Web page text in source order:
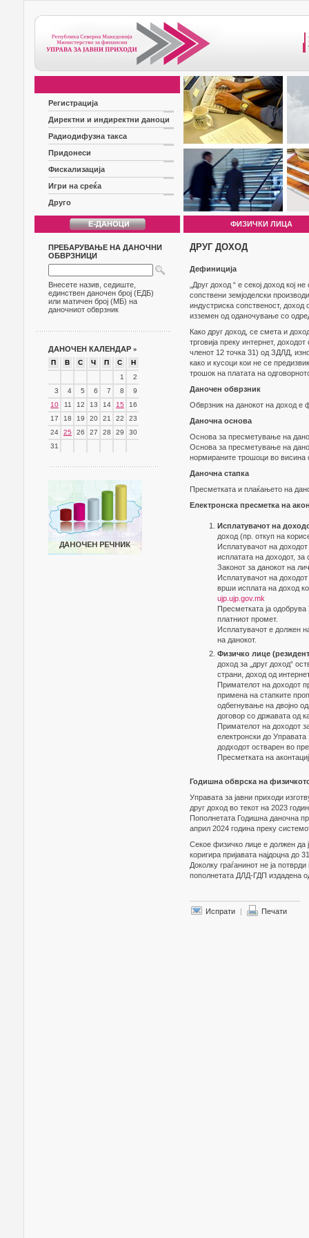
Регистрација
Директни и индиректни даноци
Радиодифузна такса
Придонеси
Фискализација
Игри на среќа
Друго
ФИЗИЧКИ ЛИЦА
ПРЕБАРУВАЊЕ НА ДАНОЧНИ
ОБВРЗНИЦИ
Внесете назив, седиште,
единствен даночен број (ЕДБ)
или матичен број (МБ) на
даночниот обврзник
ДАНОЧЕН КАЛЕНДАР »
П В С Ч П С
Н
1
2
3
4 5 6 7 8
9
10
11 12 13 14 15
16
17
18 19 20 21 22
23
24
25 26 27 28 29
30
31
ДРУГ ДОХОД
Дефиниција
„Друг доход “ е секој доход кој
сопствени земјоделски
индустриска сопственост,
изземен од оданочување со
Како друг доход, се смета и
трговија преку интернет,
членот 12 точка 31) од ЗДЛД,
како и кусоци кои не се
трошок на платата на
Даночен обврзник
Обврзник на данокот на доход е
Даночна основа
Основа за пресметување на
Основа за пресметување на
нормираните трошоци во висина
Даночна стапка
Пресметката и плаќањето на
Електронска пресметка на
Исплатувачот на
доход (пр. откуп на
Исплатувачот на
исплатата на доходот,
Законот за данокот на
Исплатувачот на
врши исплата на доход
ujp.ujp.gov.mk
Пресметката ја
платниот промет.
Исплатувачот е должен
на данокот.
Физичко лице
доход за „друг доход“
страни, доход од
Примателот на доходот
примена на стапките
одбегнување на двојно
договор со државата од
Примателот на доходот
електронски до
додходот остварен во
Пресметката на
Годишна обврска на
Управата за јавни приходи
друг доход во текот на 2023
Пополнетата Годишна даночна
април 2024 година преку
Секое физичко лице е должен да
коригира пријавата најдоцна до
Доколку граѓанинот не ја
пополнетата ДЛД-ГДП издадена
Испрати | Печати